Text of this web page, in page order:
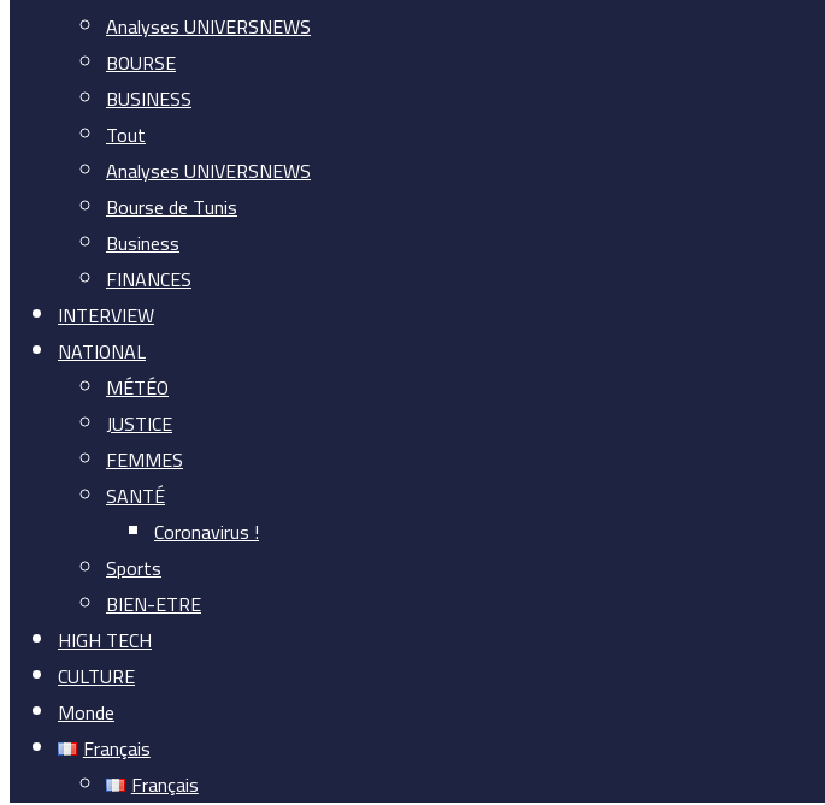
Analyses UNIVERSNEWS
BOURSE
BUSINESS
Tout
Analyses UNIVERSNEWS
Bourse de Tunis
Business
FINANCES
INTERVIEW
NATIONAL
MÉTÉO
JUSTICE
FEMMES
SANTÉ
Coronavirus !
Sports
BIEN-ETRE
HIGH TECH
CULTURE
Monde
Français
Français